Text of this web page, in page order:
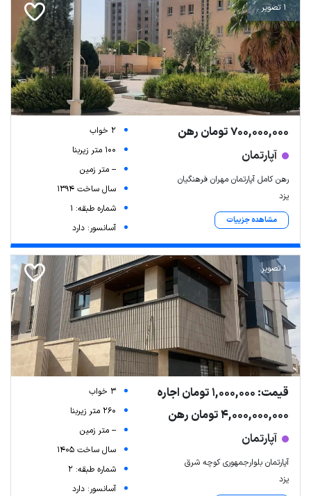
1 تصویر
700,000,000 تومان رهن
آپارتمان
رهن کامل آپارتمان مهران فرهنگیان
یزد
مشاهده جزییات
2 خواب
100 متر زیربنا
-- متر زمین
سال ساخت 1394
شماره طبقه: 1
آسانسور: دارد
1 تصویر
قیمت: 1,000,000 تومان اجاره
4,000,000,000 تومان رهن
آپارتمان
آپارتمان بلوارجمهوری کوچه شرق
یزد
3 خواب
260 متر زیربنا
-- متر زمین
سال ساخت 1405
شماره طبقه: 2
آسانسور: دارد